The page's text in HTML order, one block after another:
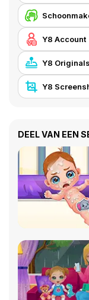
Y8 Account
Y8 Originals
Y8
DEEL VAN EEN